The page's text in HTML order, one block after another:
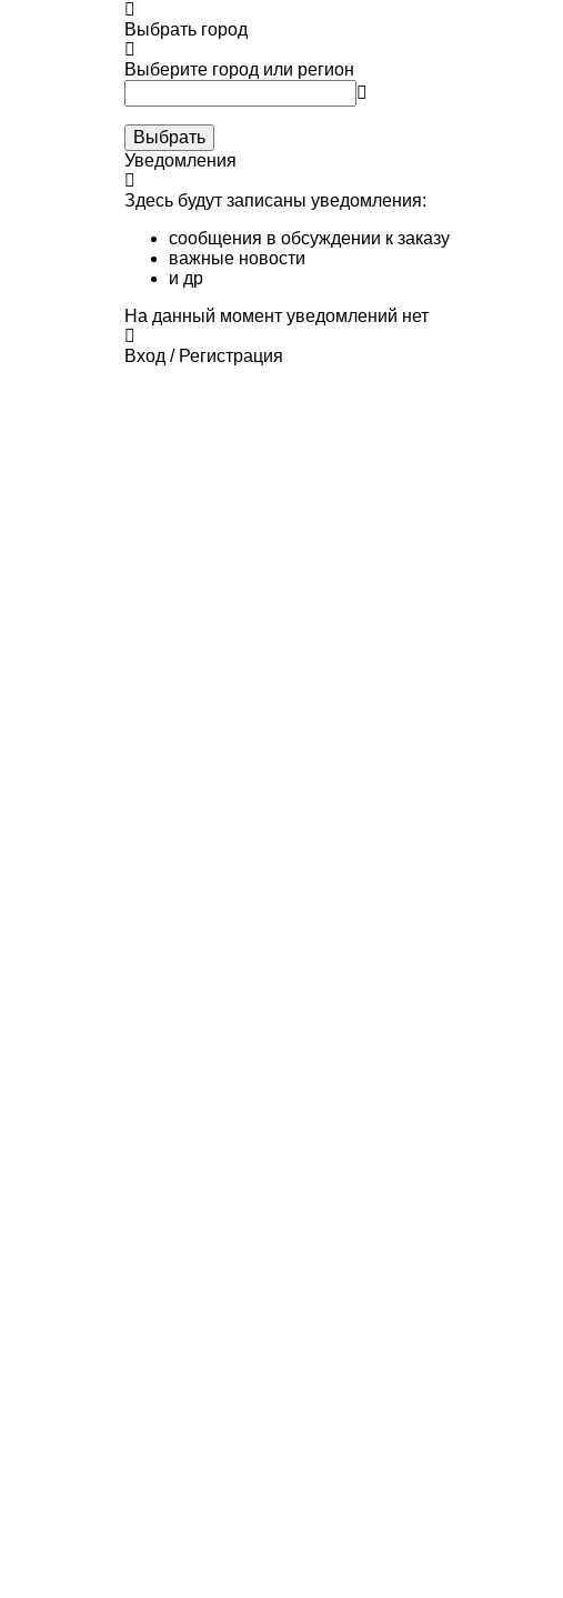
Выбрать город
Выберите город или регион
Выбрать
Уведомления
Здесь будут записаны уведомления:
сообщения в обсуждении к заказу
важные новости
и др
На данный момент уведомлений нет
Вход / Регистрация